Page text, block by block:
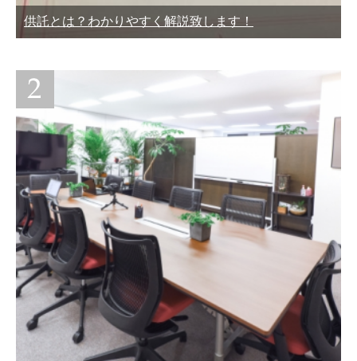
供託とは？わかりやすく解説致します！